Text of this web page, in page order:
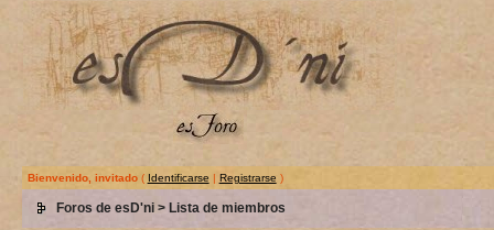
Bienvenido, invitado( Identificarse | Registrarse )
Foros de esD'ni> Lista de miembros